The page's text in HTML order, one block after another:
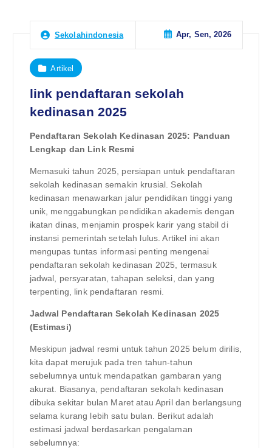
Sekolahindonesia Apr, Sen, 2026
Artikel
link pendaftaran sekolah
kedinasan 2025
Pendaftaran Sekolah Kedinasan 2025: Panduan
Lengkap dan Link Resmi
Memasuki tahun 2025, persiapan untuk pendaftaran
sekolah kedinasan semakin krusial. Sekolah
kedinasan menawarkan jalur pendidikan tinggi yang
unik, menggabungkan pendidikan akademis dengan
ikatan dinas, menjamin prospek karir yang stabil di
instansi pemerintah setelah lulus. Artikel ini akan
mengupas tuntas informasi penting mengenai
pendaftaran sekolah kedinasan 2025, termasuk
jadwal, persyaratan, tahapan seleksi, dan yang
terpenting, link pendaftaran resmi.
Jadwal Pendaftaran Sekolah Kedinasan 2025
(Estimasi)
Meskipun jadwal resmi untuk tahun 2025 belum dirilis,
kita dapat merujuk pada tren tahun-tahun
sebelumnya untuk mendapatkan gambaran yang
akurat. Biasanya, pendaftaran sekolah kedinasan
dibuka sekitar bulan Maret atau April dan berlangsung
selama kurang lebih satu bulan. Berikut adalah
estimasi jadwal berdasarkan pengalaman
sebelumnya: